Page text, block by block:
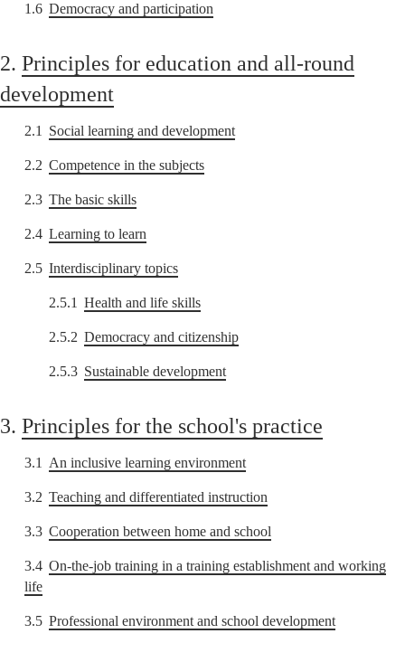
1.6 Democracy and participation
2. Principles for education and all-round
development
2.1 Social learning and development
2.2 Competence in the subjects
2.3 The basic skills
2.4 Learning to learn
2.5 Interdisciplinary topics
2.5.1 Health and life skills
2.5.2 Democracy and citizenship
2.5.3 Sustainable development
3. Principles for the school's practice
3.1 An inclusive learning environment
3.2 Teaching and differentiated instruction
3.3 Cooperation between home and school
3.4 On-the-job training in a training establishment and working
life
3.5 Professional environment and school development